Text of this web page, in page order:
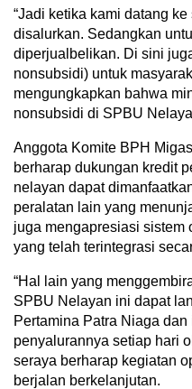
“Jadi ketika kami datang
disalurkan. Sedangkan
diperjualbelikan. Di sini
nonsubsidi) untuk
mengungkapkan bahwa
nonsubsidi di SPBU
Anggota Komite BPH
berharap dukungan kredit
nelayan dapat
peralatan lain yang
juga mengapresiasi
yang telah terintegrasi
“Hal lain yang
SPBU Nelayan ini dapat
Pertamina Patra Niaga
penyalurannya setiap hari
seraya berharap kegiatan
berjalan berkelanjutan.